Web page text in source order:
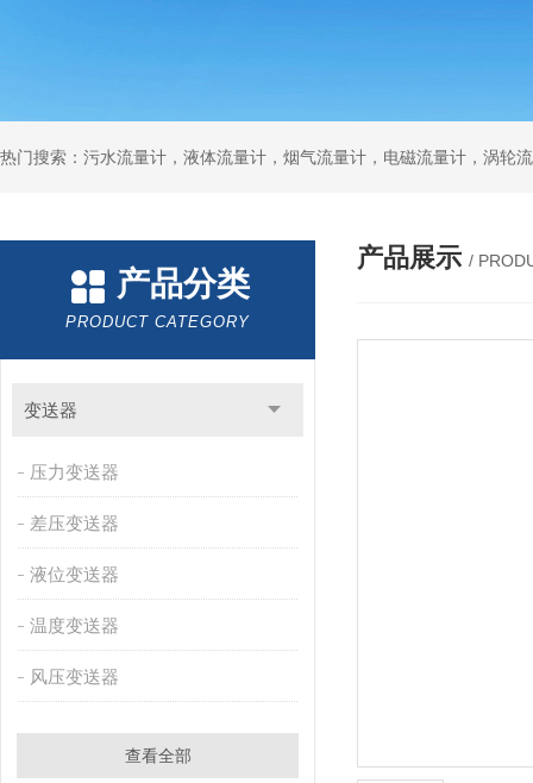
产品分类
PRODUCT CATEGORY
变送器
压力变送器
差压变送器
液位变送器
温度变送器
风压变送器
查看全部
产品展示 /